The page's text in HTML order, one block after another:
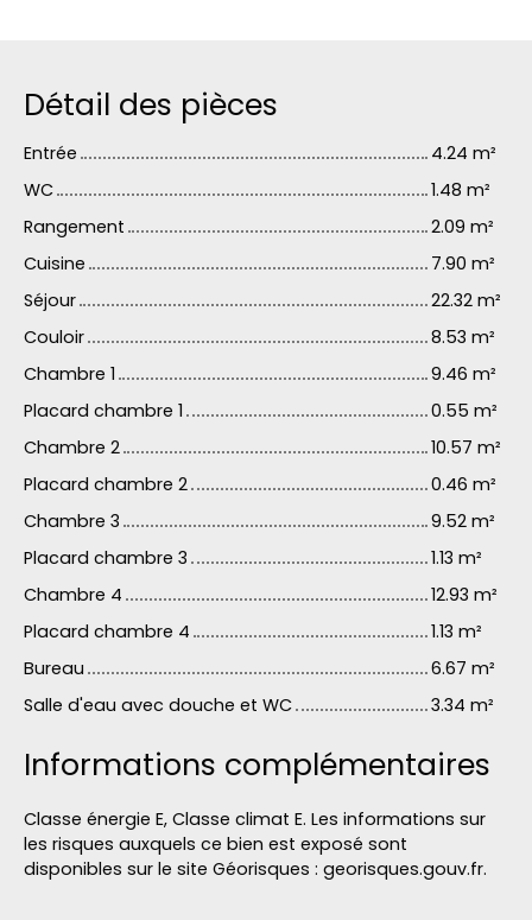
Détail des pièces
Entrée
4.24 m²
WC
1.48 m²
Rangement
2.09 m²
Cuisine
7.90 m²
Séjour
22.32 m²
Couloir
8.53 m²
Chambre 1
9.46 m²
Placard chambre 1
0.55 m²
Chambre 2
10.57 m²
Placard chambre 2
0.46 m²
Chambre 3
9.52 m²
Placard chambre 3
1.13 m²
Chambre 4
12.93 m²
Placard chambre 4
1.13 m²
Bureau
6.67 m²
Salle d'eau avec douche et WC
3.34 m²
Informations complémentaires
Classe énergie E, Classe climat E. Les informations sur
les risques auxquels ce bien est exposé sont
disponibles sur le site Géorisques : georisques.gouv.fr.